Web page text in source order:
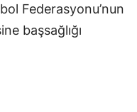
Federasyonu’nun
başsağlığı